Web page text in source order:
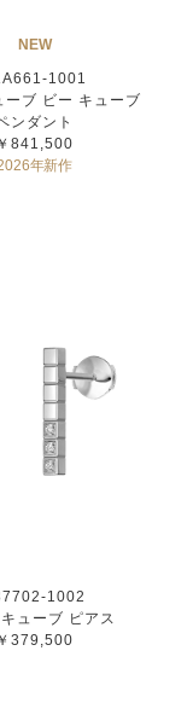
NEW
1001
ーブ ビー キューブ
ンダント
￥841,500
年新作
1002
ューブ ピアス
￥379,500